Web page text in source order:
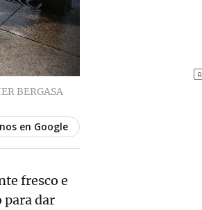
BERGASA
en Google
fresco e
para dar